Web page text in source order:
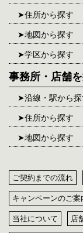
住所から探す
地図から探す
学区から探す
事務所・店舗
沿線・駅から探
住所から探す
地図から探す
ご契約までの流れ
キャンペーンのご案
当社について 店